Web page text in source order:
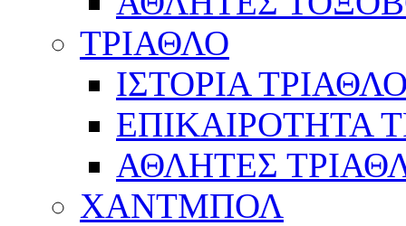
ΤΡΙΑΘΛΟ
ΙΣΤΟΡΙΑ
ΕΠΙΚΑΙΡΟΤΗΤΑ
ΑΘΛΗΤΕΣ
ΧΑΝΤΜΠΟΛ